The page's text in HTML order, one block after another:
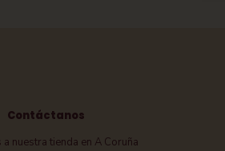
Contáctanos
a nuestra tienda en A Coruña